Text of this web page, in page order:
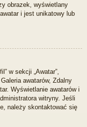
obrazek, wyświetlany
i jest unikatowy lub
w sekcji „Awatar”,
awatarów, Zdalny
Wyświetlanie awatarów i
witryny. Jeśli
należy skontaktować się